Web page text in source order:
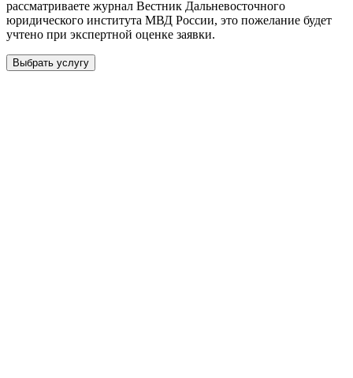
рассматриваете журнал Вестник Дальневосточного
юридического института МВД России, это пожелание будет
учтено при экспертной оценке заявки.
Выбрать услугу